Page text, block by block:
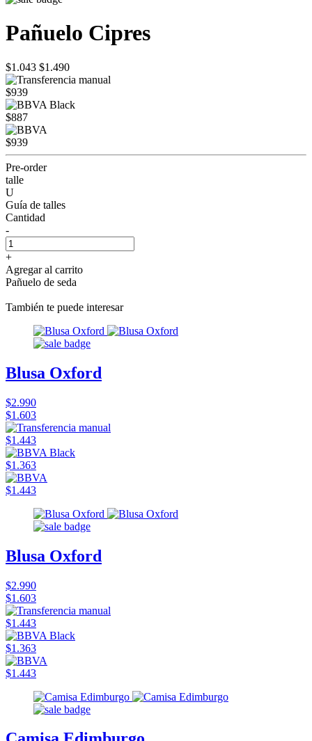
Pañuelo Cipres
$1.043 $1.490
$939
$887
$939
Pre-order
talle
U
Guía de talles
Cantidad
-
+
Agregar al carrito
Pañuelo de seda
También te puede interesar
Blusa Oxford
$2.990
$1.603
$1.443
$1.363
$1.443
Blusa Oxford
$2.990
$1.603
$1.443
$1.363
$1.443